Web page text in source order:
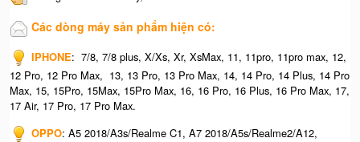
Các dòng máy sản phẩm hiện có:
IPHONE: 7/8, 7/8 plus, X/Xs, Xr, XsMax, 11, 11pro, 11pro max, 12,
12 Pro, 12 Pro Max, 13, 13 Pro, 13 Pro Max, 14, 14 Pro, 14 Plus, 14 Pro
Max, 15, 15Pro, 15Max, 15Pro Max, 16, 16 Pro, 16 Plus, 16 Pro Max, 17,
17 Air, 17 Pro, 17 Pro Max.
OPPO: A5 2018/A3s/Realme C1, A7 2018/A5s/Realme2/A12,